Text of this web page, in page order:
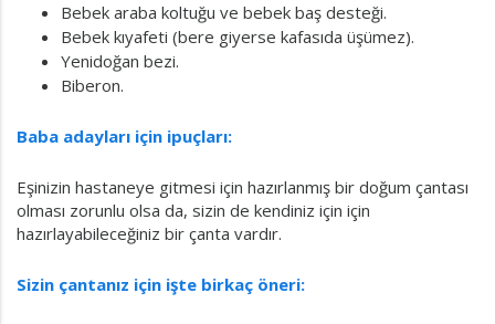
Bebek araba koltuğu ve bebek baş desteği.
Bebek kıyafeti (bere giyerse kafasıda üşümez).
Yenidoğan bezi.
Biberon.
Baba adayları için ipuçları:
Eşinizin hastaneye gitmesi için hazırlanmış bir doğum çantası
olması zorunlu olsa da, sizin de kendiniz için için
hazırlayabileceğiniz bir çanta vardır.
Sizin çantanız için işte birkaç öneri: